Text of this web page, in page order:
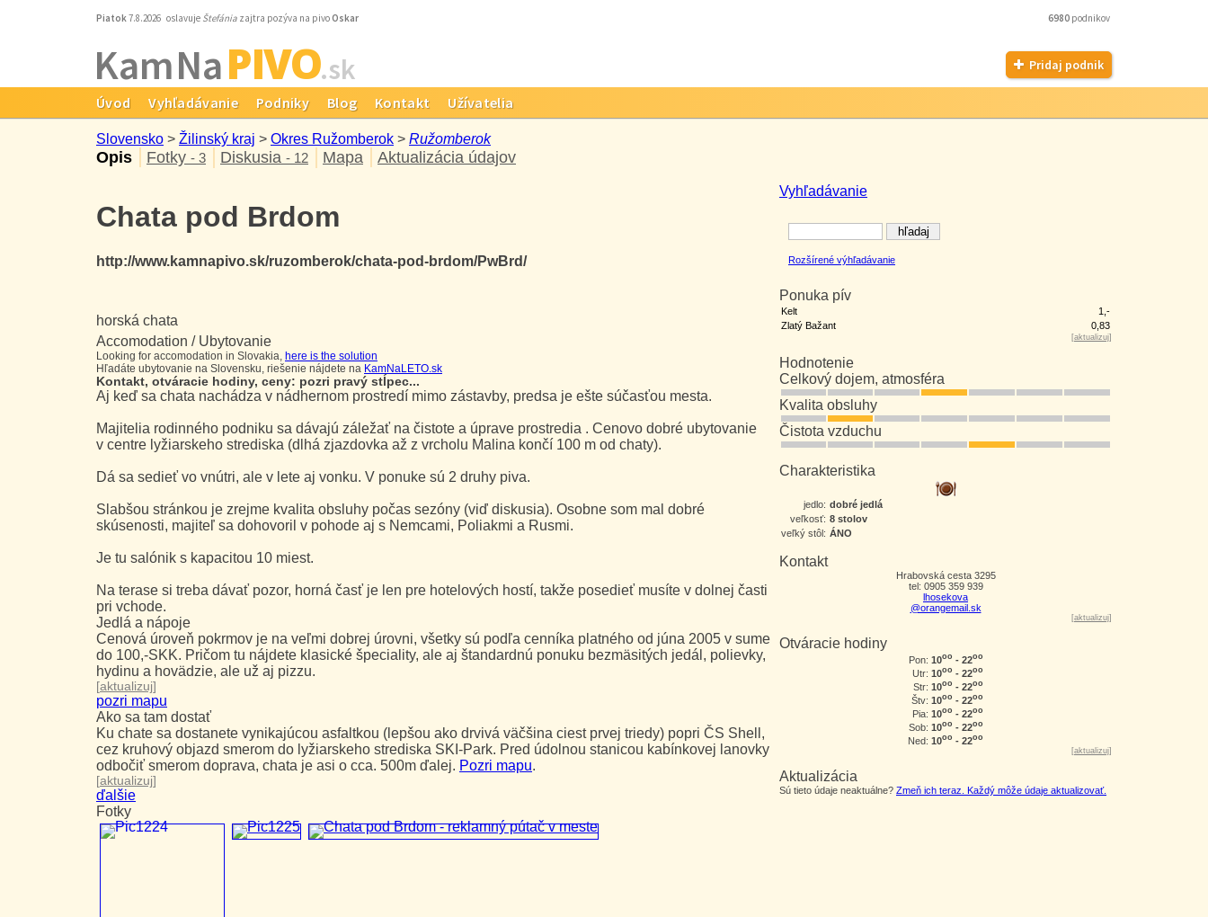
Piatok7.8.2026 oslavuje Štefánia zajtra pozýva na pivoOskar 6980 podnikov
Kam NaPIVO.sk Pridaj podnik
Úvod Vyhľadávanie Podniky Blog Kontakt Užívatelia
Slovensko > Žilinský kraj > Okres Ružomberok > Ružomberok
Opis Fotky - 3 Diskusia - 12 Mapa Aktualizácia údajov
Vyhľadávanie
Rozšírené výhľadávanie
Ponuka pív
Kelt
1,-
Zlatý Bažant
0,83
[aktualizuj]
Hodnotenie
Celkový dojem, atmosféra
Kvalita obsluhy
Čistota vzduchu
Charakteristika
jedlo: dobré jedlá
veľkosť: 8 stolov
veľký stôl: ÁNO
Kontakt
Hrabovská cesta 3295
tel: 0905 359 939
lhosekova
@orangemail.sk
[aktualizuj]
Otváracie hodiny
Pon: 10oo - 22oo
Utr: 10oo - 22oo
Str: 10oo - 22oo
Štv: 10oo - 22oo
Pia: 10oo - 22oo
Sob: 10oo - 22oo
Ned: 10oo - 22oo
[aktualizuj]
Aktualizácia
Sú tieto údaje neaktuálne? Zmeň ich teraz. Každý môže údaje aktualizovať.
Chata pod Brdom
http://www.kamnapivo.sk/ruzomberok/chata-pod-brdom/PwBrd/
horská chata
Accomodation / Ubytovanie
Looking for accomodation in Slovakia, here is the solution
Hľadáte ubytovanie na Slovensku, riešenie nájdete na KamNaLETO.sk
Kontakt, otváracie hodiny, ceny: pozri pravý stĺpec...
Aj keď sa chata nachádza v nádhernom prostredí mimo zástavby, predsa je ešte súčasťou mesta.
Majitelia rodinného podniku sa dávajú záležať na čistote a úprave prostredia . Cenovo dobré ubytovanie
v centre lyžiarskeho strediska (dlhá zjazdovka až z vrcholu Malina končí 100 m od chaty).
Dá sa sedieť vo vnútri, ale v lete aj vonku. V ponuke sú 2 druhy piva.
Slabšou stránkou je zrejme kvalita obsluhy počas sezóny (viď diskusia). Osobne som mal dobré
skúsenosti, majiteľ sa dohovoril v pohode aj s Nemcami, Poliakmi a Rusmi.
Je tu salónik s kapacitou 10 miest.
Na terase si treba dávať pozor, horná časť je len pre hotelových hostí, takže posedieť musíte v dolnej časti
pri vchode.
Jedlá a nápoje
Cenová úroveň pokrmov je na veľmi dobrej úrovni, všetky sú podľa cenníka platného od júna 2005 v sume
do 100,-SKK. Pričom tu nájdete klasické špeciality, ale aj štandardnú ponuku bezmäsitých jedál, polievky,
hydinu a hovädzie, ale už aj pizzu.
[aktualizuj]
pozri mapu
Ako sa tam dostať
Ku chate sa dostanete vynikajúcou asfaltkou (lepšou ako drvivá väčšina ciest prvej triedy) popri ČS Shell,
cez kruhový objazd smerom do lyžiarskeho strediska SKI-Park. Pred údolnou stanicou kabínkovej lanovky
odbočiť smerom doprava, chata je asi o cca. 500m ďalej. Pozri mapu.
[aktualizuj]
ďalšie
Fotky